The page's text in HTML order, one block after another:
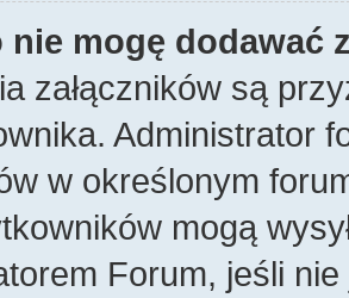
nie mogę dodawać
załączników są
Administrator
w określonym
mogą
Forum, jeśli